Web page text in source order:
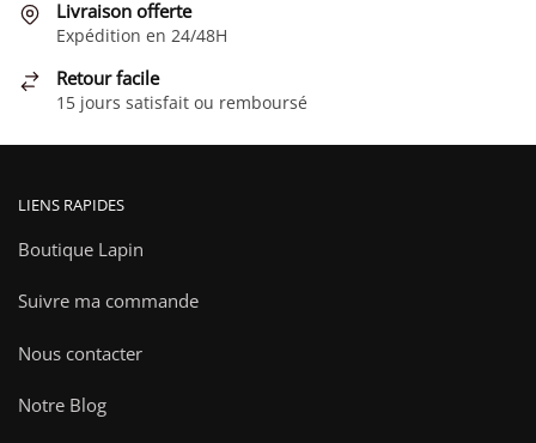
Livraison offerte
Expédition en 24/48H
Retour facile
15 jours satisfait ou remboursé
LIENS RAPIDES
Boutique Lapin
Suivre ma commande
Nous contacter
Notre Blog